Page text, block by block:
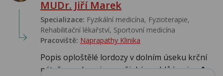
MUDr. Jiří Marek
Specializace: Fyzikální medicína, Fyzioterapie,
Rehabilitační lékařství‎, Sportovní medicína‎
Pracoviště: Naprapathy Klinika
Popis oploštělé lordozy v dolním úseku krční
páteře neukazuje na nějaký problůém, je v�...